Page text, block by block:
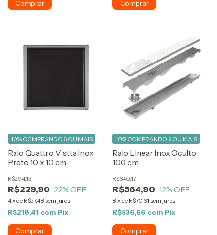
Ralo Quattro Vistta Inox
Preto 10 x 10 cm
R$229,90
R$294,13
22% OFF
4 x de R$57,48 sem juros
10% COMPRANDO 6 OU MAIS
R$218,41 com Pix
Ralo Linear Inox Oculto
100 cm
R$564,90
R$640,17
12% OFF
8 x de R$70,61 sem juros
10% COMPRANDO 6 OU MAIS
R$536,66 com Pix